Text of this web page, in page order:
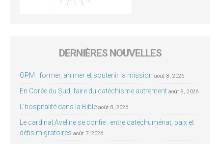
DERNIÈRES NOUVELLES
OPM : former, animer et soutenir la mission août 8, 2026
En Corée du Sud, faire du catéchisme autrement août 8, 2026
L’hospitalité dans la Bible août 8, 2026
Le cardinal Aveline se confie : entre catéchuménat, paix et
défis migratoires août 7, 2026